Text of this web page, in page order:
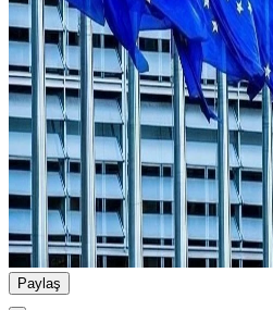
Paylaş